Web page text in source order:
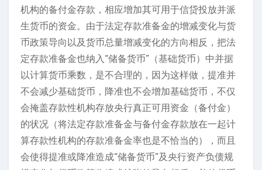
机构的备付金存款，相应增加其可用于信贷投放并派
生货币的资金。由于法定存款准备金的增减变化与货
币政策导向以及货币总量增减变化的方向相反，把法
定存款准备金也纳入“储备货币”（基础货币）中并据
以计算货币乘数，是不合理的，因为这样做，提准并
不会减少基础货币，降准也不会增加基础货币，不仅
会掩盖存款性机构存放央行真正可用资金（备付金）
的状况（将法定存款准备金与备付金存款放在一起计
算存款性机构的存款准备金率也是不恰当的），而且
会使得提准或降准造成“储备货币”及央行资产负债规